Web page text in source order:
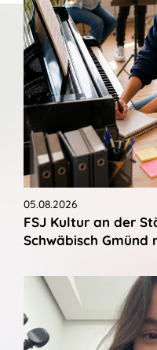
05.08.2026
FSJ Kultur an der
Schwäbisch Gmünd